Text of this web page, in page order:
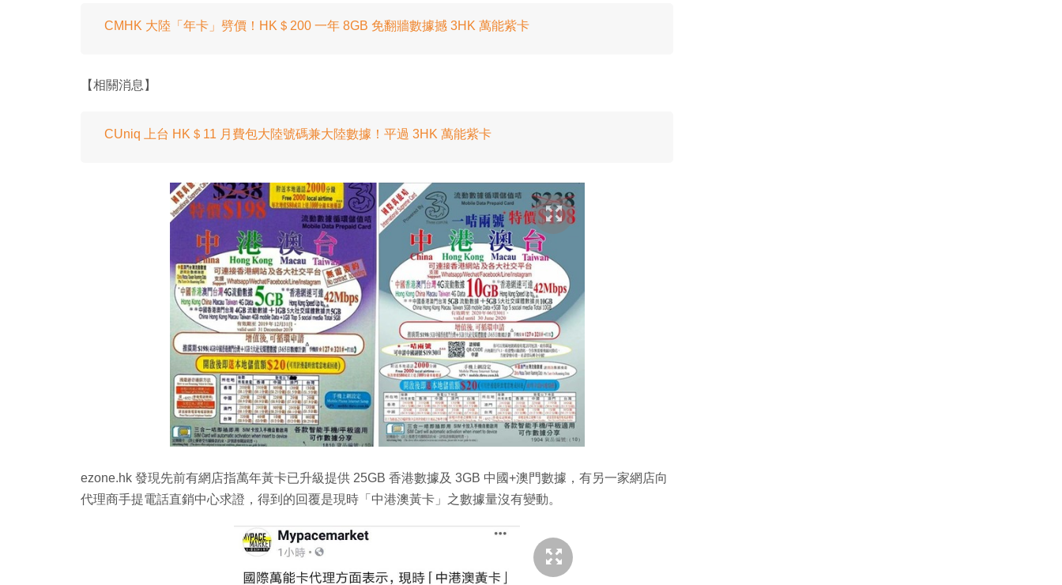
CMHK 大陸「年卡」劈價！HK＄200 一年 8GB 免翻牆數據撼 3HK 萬能紫卡
【相關消息】
CUniq 上台 HK＄11 月費包大陸號碼兼大陸數據！平過 3HK 萬能紫卡
ezone.hk 發現先前有網店指萬年黃卡已升級提供 25GB 香港數據及 3GB 中國+澳門數據，有另一家網店向
代理商手提電話直銷中心求證，得到的回覆是現時「中港澳黃卡」之數據量沒有變動。